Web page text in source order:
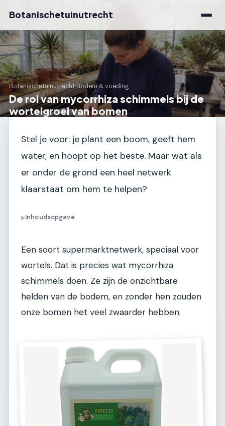
Botanischetuinutrecht
Botanischetuinutrecht›Bodem & voeding
De rol van mycorrhiza schimmels bij de
wortelgroei van bomen
Stel je voor: je plant een boom, geeft hem
water, en hoopt op het beste. Maar wat als
er onder de grond een heel netwerk
klaarstaat om hem te helpen?
▶Inhoudsopgave
Een soort supermarktnetwerk, speciaal voor
wortels. Dat is precies wat mycorrhiza
schimmels doen. Ze zijn de onzichtbare
helden van de bodem, en zonder hen zouden
onze bomen het veel zwaarder hebben.